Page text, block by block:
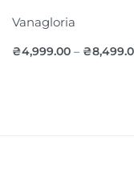
Vanagloria
₴4,999.00 – ₴